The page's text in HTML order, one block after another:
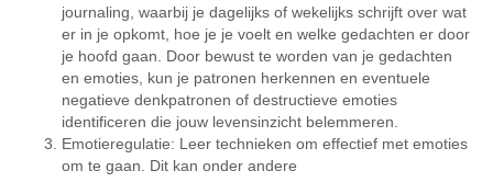
journaling, waarbij je dagelijks of wekelijks schrijft over wat
er in je opkomt, hoe je je voelt en welke gedachten er door
je hoofd gaan. Door bewust te worden van je gedachten
en emoties, kun je patronen herkennen en eventuele
negatieve denkpatronen of destructieve emoties
identificeren die jouw levensinzicht belemmeren.
Emotieregulatie: Leer technieken om effectief met emoties
om te gaan. Dit kan onder andere